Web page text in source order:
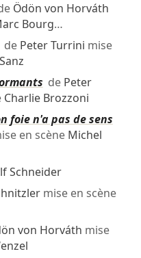
Ödön von Horváth
Bourg…
de Peter Turrini mise
de Peter
Charlie Brozzoni
foie n'a pas de sens
en scène Michel
Schneider
mise en scène
von Horváth mise